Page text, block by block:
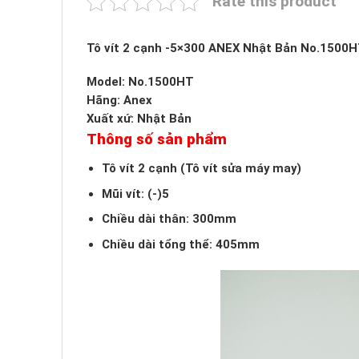
Tô vít 2 cạnh -5×300 ANEX Nhật Bản
Model: No.1500HT
Hãng: Anex
Xuất xứ: Nhật Bản
Thông số sản phẩm
Tô vít 2 cạnh (Tô vít sửa máy may)
Mũi vít: (-)5
Chiều dài thân: 300mm
Chiều dài tổng thể: 405mm